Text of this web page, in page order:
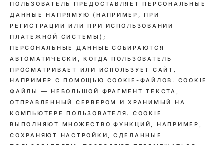
ПОЛЬЗОВАТЕЛЬ ПРЕДОСТАВЛЯЕТ ПЕРСОНАЛЬНЫЕ
ДАННЫЕ НАПРЯМУЮ (НАПРИМЕР, ПРИ
РЕГИСТРАЦИИ ИЛИ ПРИ ИСПОЛЬЗОВАНИИ
ПЛАТЕЖНОЙ СИСТЕМЫ);
ПЕРСОНАЛЬНЫЕ ДАННЫЕ СОБИРАЮТСЯ
АВТОМАТИЧЕСКИ, КОГДА ПОЛЬЗОВАТЕЛЬ
ПРОСМАТРИВАЕТ ИЛИ ИСПОЛЬЗУЕТ САЙТ,
НАПРИМЕР С ПОМОЩЬЮ COOKIE-ФАЙЛОВ. COOKIE
ФАЙЛЫ — НЕБОЛЬШОЙ ФРАГМЕНТ ТЕКСТА,
ОТПРАВЛЕННЫЙ СЕРВЕРОМ И ХРАНИМЫЙ НА
КОМПЬЮТЕРЕ ПОЛЬЗОВАТЕЛЯ. COOKIE
ВЫПОЛНЯЮТ МНОЖЕСТВО ФУНКЦИЙ, НАПРИМЕР,
СОХРАНЯЮТ НАСТРОЙКИ, СДЕЛАННЫЕ